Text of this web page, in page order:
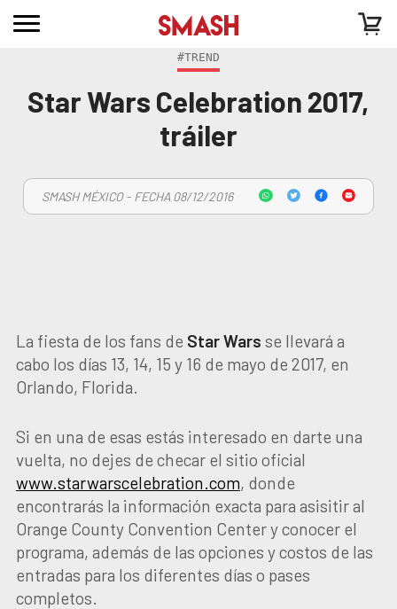
#TREND
Star Wars Celebration 2017,
tráiler
SMASH MÉXICO - FECHA 08/12/2016
La fiesta de los fans de Star Wars se llevará a
cabo los días 13, 14, 15 y 16 de mayo de 2017, en
Orlando, Florida.
Si en una de esas estás interesado en darte una
vuelta, no dejes de checar el sitio oficial
www.starwarscelebration.com, donde
encontrarás la información exacta para asisitir al
Orange County Convention Center y conocer el
programa, además de las opciones y costos de las
entradas para los diferentes días o pases
completos.